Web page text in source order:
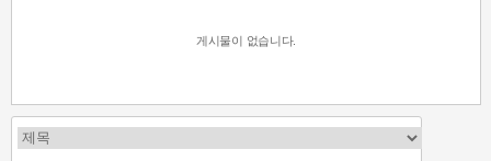
게시물이 없습니다.